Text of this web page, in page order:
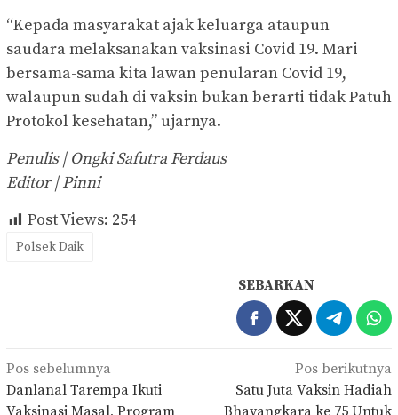
“Kepada masyarakat ajak keluarga ataupun
saudara melaksanakan vaksinasi Covid 19. Mari
bersama-sama kita lawan penularan Covid 19,
walaupun sudah di vaksin bukan berarti tidak Patuh
Protokol kesehatan,” ujarnya.
Penulis | Ongki Safutra Ferdaus
Editor | Pinni
Post Views: 254
Polsek Daik
SEBARKAN
Navigasi
pos
Pos sebelumnya
Danlanal Tarempa Ikuti
Pos berikutnya
Satu Juta Vaksin Hadiah